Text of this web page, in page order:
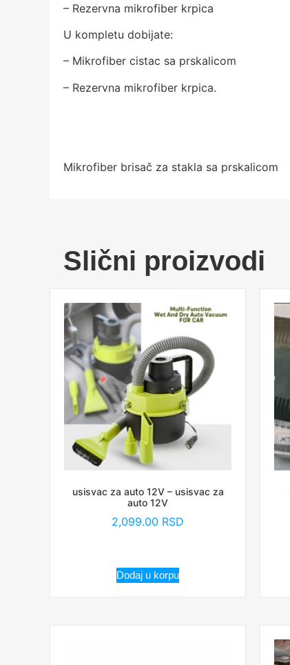
– Rezervna mikrofiber krpica
U kompletu dobijate:
– Mikrofiber cistac sa prskalicom
– Rezervna mikrofiber krpica.
Mikrofiber brisač za stakla sa prskalicom
Slični proizvodi
usisvac za auto 12V – usisvac za
auto 12V
2,099.00 RSD
Dodaj u korpu